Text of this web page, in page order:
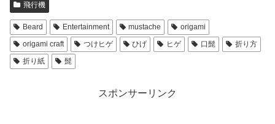
飛行機
Beard Entertainment mustache
origami
origami craft
つけヒゲ ひげ ヒゲ 口髭
折り方
折り紙
髭
スポンサーリンク